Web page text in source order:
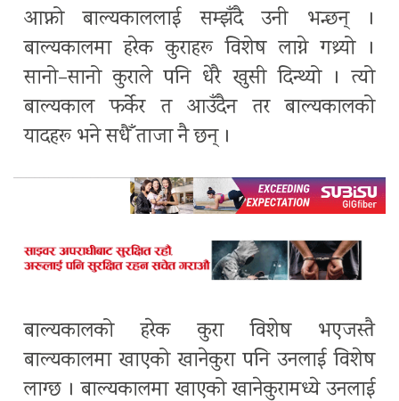
आफ्नो बाल्यकाललाई सम्झँदै उनी भन्छन् ।
बाल्यकालमा हरेक कुराहरू विशेष लाग्ने गथ्र्यो ।
सानो–सानो कुराले पनि धेरै खुसी दिन्थ्यो । त्यो
बाल्यकाल फर्केर त आउँदैन तर बाल्यकालको
यादहरू भने सधैँ ताजा नै छन् ।
बाल्यकालको हरेक कुरा विशेष भएजस्तै
बाल्यकालमा खाएको खानेकुरा पनि उनलाई विशेष
लाग्छ । बाल्यकालमा खाएको खानेकुरामध्ये उनलाई